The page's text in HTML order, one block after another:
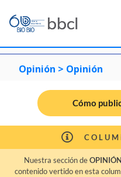
Opinión > Opinión
Cómo
Nuestra sección deOPINIÓN
contenido vertido en esta